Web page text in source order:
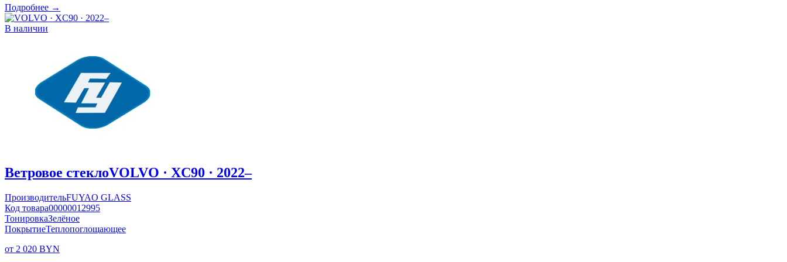
Подробнее →
В наличии
Ветровое стеклоVOLVO · XC90 · 2022–
ПроизводительFUYAO GLASS
Код товара00000012995
ТонировкаЗелёное
ПокрытиеТеплопоглощающее
от 2 020 BYN